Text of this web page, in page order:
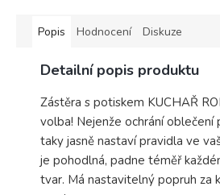
Popis Hodnocení Diskuze
Detailní popis produktu
Zástěra s potiskem KUCHAŘ
volba! Nejenže ochrání oblečení
taky jasně nastaví pravidla ve
je pohodlná, padne téměř
tvar. Má nastavitelný popruh za